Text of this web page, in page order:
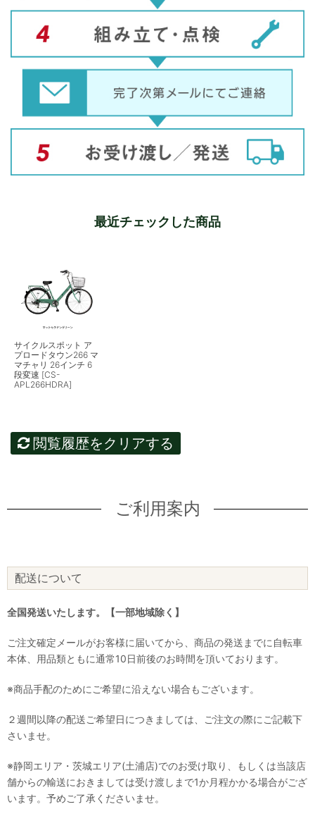
最近チェックした商品
サイクルスポット ア
プロードタウン266 マ
マチャリ 26インチ 6
段変速 [CS-
APL266HDRA]
閲覧履歴をクリアする
ご利用案内
配送について
全国発送いたします。【一部地域除く】
ご注文確定メールがお客様に届いてから、商品の発送までに自転車
本体、用品類ともに通常10日前後のお時間を頂いております。
※商品手配のためにご希望に沿えない場合もございます。
２週間以降の配送ご希望日につきましては、ご注文の際にご記載下
さいませ。
※静岡エリア・茨城エリア(土浦店)でのお受け取り、もしくは当該店
舗からの輸送におきましては受け渡しまで1か月程かかる場合がござ
います。予めご了承くださいませ。